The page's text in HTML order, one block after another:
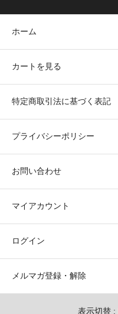
ホーム
カートを見る
特定商取引法に基づく表記
プライバシーポリシー
お問い合わせ
マイアカウント
ログイン
メルマガ登録・解除
表示切替 :